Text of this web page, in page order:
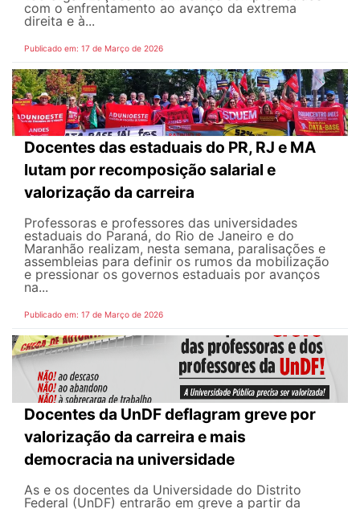
com o enfrentamento ao avanço da extrema
direita e à...
Publicado em: 17 de Março de 2026
Docentes das estaduais do PR, RJ e MA
lutam por recomposição salarial e
valorização da carreira
Professoras e professores das universidades
estaduais do Paraná, do Rio de Janeiro e do
Maranhão realizam, nesta semana, paralisações e
assembleias para definir os rumos da mobilização
e pressionar os governos estaduais por avanços
na...
Publicado em: 17 de Março de 2026
Docentes da UnDF deflagram greve por
valorização da carreira e mais
democracia na universidade
As e os docentes da Universidade do Distrito
Federal (UnDF) entrarão em greve a partir da